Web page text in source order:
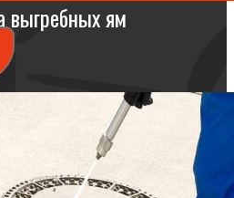
выгребных ям